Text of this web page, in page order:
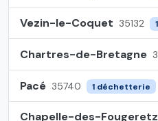
Vezin-le-Coquet 35132
Chartres-de-Bretagne
Pacé 35740 1 déchetterie
Chapelle-des-Fougeretz